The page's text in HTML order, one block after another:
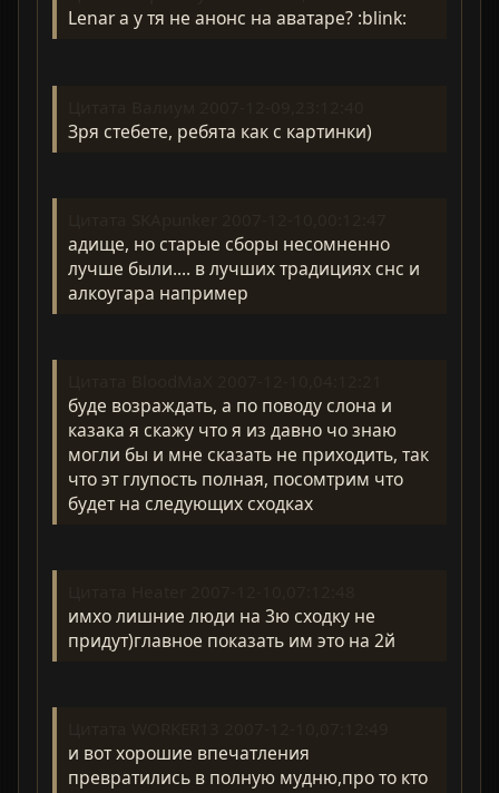
Lenar а у тя не анонс на аватаре? :blink:
Зря стебете, ребята как с картинки)
адище, но старые сборы несомненно
лучше были.... в лучших традициях снс и
алкоугара например
буде возраждать, а по поводу слона и
казака я скажу что я из давно чо знаю
могли бы и мне сказать не приходить, так
что эт глупость полная, посомтрим что
будет на следующих сходках
имхо лишние люди на 3ю сходку не
придут)главное показать им это на 2й
и вот хорошие впечатления
превратились в полную мудню,про то кто